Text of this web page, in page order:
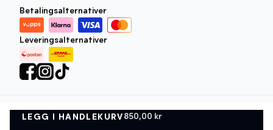
LEGG I HANDLEKURV850,00 kr
LEGG I HANDLEKURV
Betalingsalternativer
Leveringsalternativer
Personvernregler Vilkår og betingelser